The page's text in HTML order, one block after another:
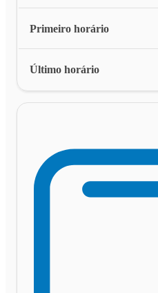
Primeiro horário
Último horário